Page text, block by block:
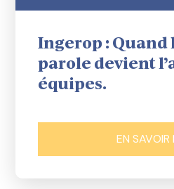
Ingerop : Quand
parole devient
équipes.
EN SAVOIR